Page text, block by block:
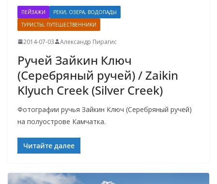
ПЕЙЗАЖИ
РЕКИ, ОЗЕРА, ВОДОПАДЫ
ТУРИСТЫ, ПУТЕШЕСТВЕННИКИ
2014-07-03 Александр Пирагис
Ручей Зайкин Ключ
(Серебряный ручей) / Zaikin
Klyuch Creek (Silver Creek)
Фотографии ручья Зайкин Ключ (Серебряный ручей)
на полуострове Камчатка.
Читайте далее